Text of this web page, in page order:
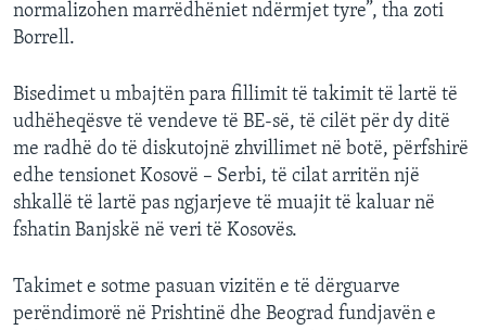
normalizohen marrëdhëniet ndërmjet tyre”, tha zoti
Borrell.
Bisedimet u mbajtën para fillimit të takimit të lartë të
udhëheqësve të vendeve të BE-së, të cilët për dy ditë
me radhë do të diskutojnë zhvillimet në botë, përfshirë
edhe tensionet Kosovë – Serbi, të cilat arritën një
shkallë të lartë pas ngjarjeve të muajit të kaluar në
fshatin Banjskë në veri të Kosovës.
Takimet e sotme pasuan vizitën e të dërguarve
perëndimorë në Prishtinë dhe Beograd fundjavën e